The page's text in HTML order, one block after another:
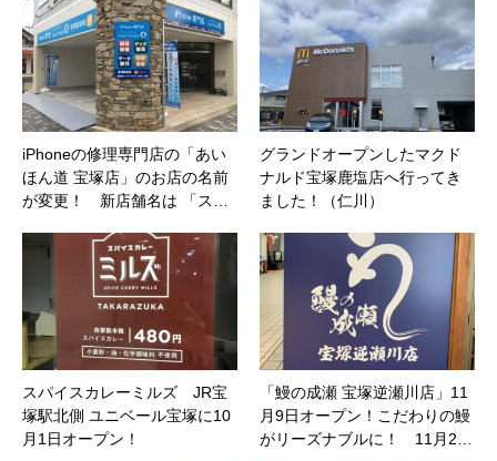
iPhoneの修理専門店の「あい
ほん道 宝塚店」のお店の名前
が変更！ 新店舗名は 「ス…
グランドオープンしたマクド
ナルド宝塚鹿塩店へ行ってき
ました！（仁川）
スパイスカレーミルズ JR宝
塚駅北側 ユニベール宝塚に10
月1日オープン！
「鰻の成瀬 宝塚逆瀬川店」11
月9日オープン！こだわりの鰻
がリーズナブルに！ 11月2…